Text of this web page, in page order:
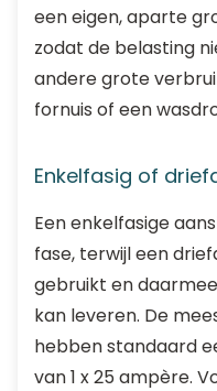
een eigen, aparte
zodat de belasting
andere grote
fornuis of een
Enkelfasig of
Een enkelfasige
fase, terwijl een
gebruikt en
kan leveren. De
hebben standaard
van 1 x 25 ampère.